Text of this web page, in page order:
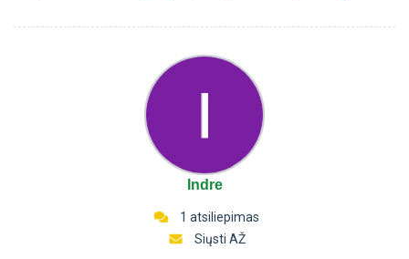
Indre
1 atsiliepimas
Siųsti AŽ